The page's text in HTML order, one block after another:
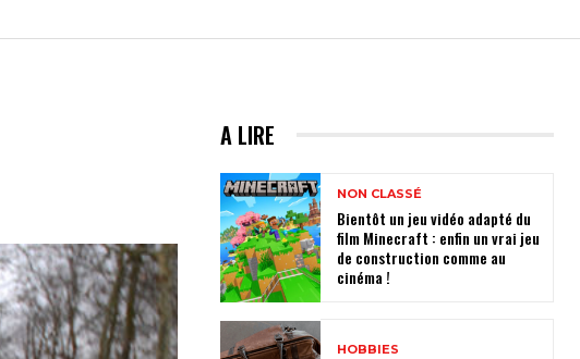
A LIRE
NON CLASSÉ
Bientôt un jeu vidéo adapté du
film Minecraft : enfin un vrai jeu
de construction comme au
cinéma !
HOBBIES